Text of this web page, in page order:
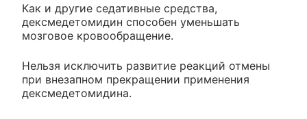
Как и другие седативные средства,
дексмедетомидин способен уменьшать
мозговое кровообращение.
Нельзя исключить развитие реакций отмены
при внезапном прекращении применения
дексмедетомидина.